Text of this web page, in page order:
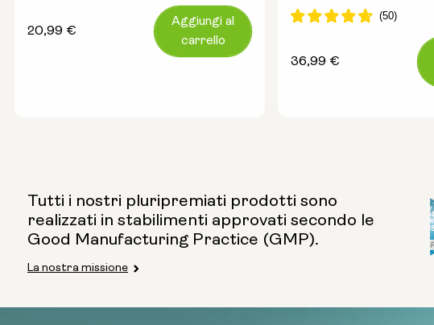
Prezzo
20,99 €
Aggiungi al
carrello
Prezzo
36,99 €
Tutti i nostri pluripremiati prodotti sono
realizzati in stabilimenti approvati secondo le
Good Manufacturing Practice (GMP).
La nostra missione